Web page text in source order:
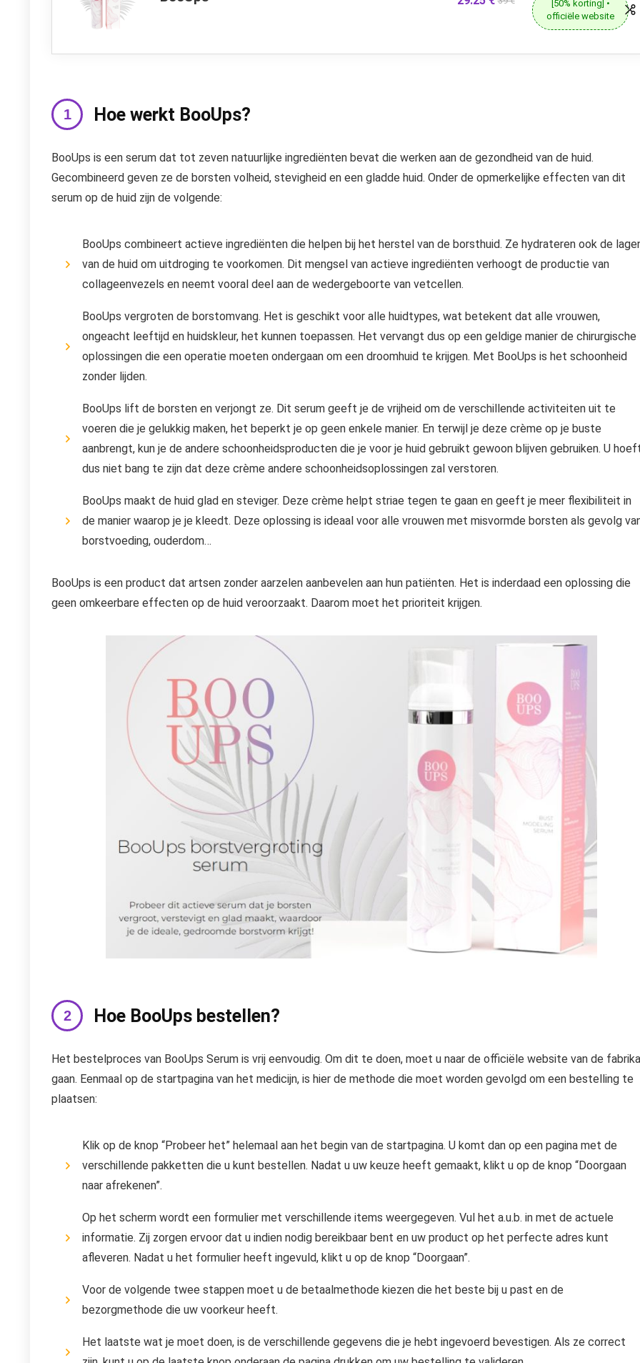
[50% korting] •
officiële website
Hoe werkt BooUps?
BooUps is een serum dat tot zeven natuurlijke ingrediënten bevat die werken aan de gezondheid van de huid.
Gecombineerd geven ze de borsten volheid, stevigheid en een gladde huid. Onder de opmerkelijke effecten van dit
serum op de huid zijn de volgende:
BooUps combineert actieve ingrediënten die helpen bij het herstel van de borsthuid. Ze hydrateren ook de
van de huid om uitdroging te voorkomen. Dit mengsel van actieve ingrediënten verhoogt de productie van
collageenvezels en neemt vooral deel aan de wedergeboorte van vetcellen.
BooUps vergroten de borstomvang. Het is geschikt voor alle huidtypes, wat betekent dat alle vrouwen,
ongeacht leeftijd en huidskleur, het kunnen toepassen. Het vervangt dus op een geldige manier de chirurgische
oplossingen die een operatie moeten ondergaan om een ​​droomhuid te krijgen. Met BooUps is het schoonheid
zonder lijden.
BooUps lift de borsten en verjongt ze. Dit serum geeft je de vrijheid om de verschillende activiteiten uit te
voeren die je gelukkig maken, het beperkt je op geen enkele manier. En terwijl je deze crème op je buste
aanbrengt, kun je de andere schoonheidsproducten die je voor je huid gebruikt gewoon blijven gebruiken. U
dus niet bang te zijn dat deze crème andere schoonheidsoplossingen zal verstoren.
BooUps maakt de huid glad en steviger. Deze crème helpt striae tegen te gaan en geeft je meer flexibiliteit in
de manier waarop je je kleedt. Deze oplossing is ideaal voor alle vrouwen met misvormde borsten als gevolg
borstvoeding, ouderdom…
BooUps is een product dat artsen zonder aarzelen aanbevelen aan hun patiënten. Het is inderdaad een oplossing die
geen omkeerbare effecten op de huid veroorzaakt. Daarom moet het prioriteit krijgen.
Hoe BooUps bestellen?
Het bestelproces van BooUps Serum is vrij eenvoudig. Om dit te doen, moet u naar de officiële website van de
gaan. Eenmaal op de startpagina van het medicijn, is hier de methode die moet worden gevolgd om een ​​bestelling te
plaatsen:
Klik op de knop “Probeer het” helemaal aan het begin van de startpagina. U komt dan op een pagina met de
verschillende pakketten die u kunt bestellen. Nadat u uw keuze heeft gemaakt, klikt u op de knop “Doorgaan
naar afrekenen”.
Op het scherm wordt een formulier met verschillende items weergegeven. Vul het a.u.b. in met de actuele
informatie. Zij zorgen ervoor dat u indien nodig bereikbaar bent en uw product op het perfecte adres kunt
afleveren. Nadat u het formulier heeft ingevuld, klikt u op de knop “Doorgaan”.
Voor de volgende twee stappen moet u de betaalmethode kiezen die het beste bij u past en de
bezorgmethode die uw voorkeur heeft.
Het laatste wat je moet doen, is de verschillende gegevens die je hebt ingevoerd bevestigen. Als ze correct